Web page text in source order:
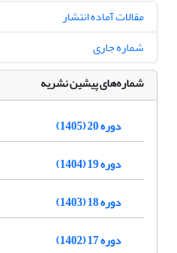
مقالات آماده انتشار
شماره جاری
شماره‌های پیشین نشریه
دوره 20 (1405)
دوره 19 (1404)
دوره 18 (1403)
دوره 17 (1402)